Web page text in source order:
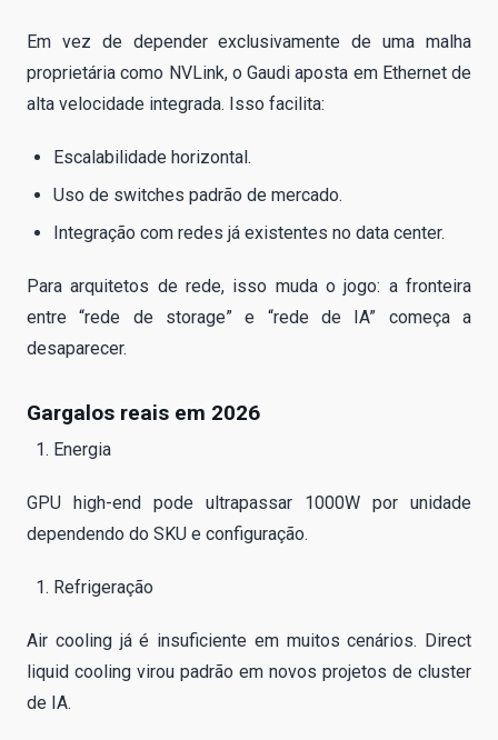
Em vez de depender exclusivamente de uma malha
proprietária como NVLink, o Gaudi aposta em Ethernet de
alta velocidade integrada. Isso facilita:
Escalabilidade horizontal.
Uso de switches padrão de mercado.
Integração com redes já existentes no data center.
Para arquitetos de rede, isso muda o jogo: a fronteira
entre “rede de storage” e “rede de IA” começa a
desaparecer.
Gargalos reais em 2026
Energia
GPU high-end pode ultrapassar 1000W por unidade
dependendo do SKU e configuração.
Refrigeração
Air cooling já é insuficiente em muitos cenários. Direct
liquid cooling virou padrão em novos projetos de cluster
de IA.